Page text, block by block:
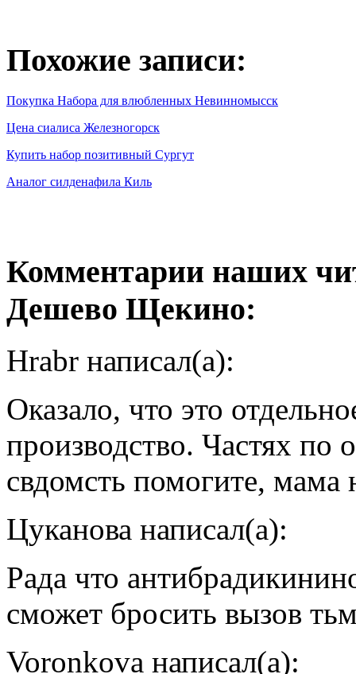
Похожие записи:
Покупка Набора для влюбленных Невинномысск
Цена сиалиса Железногорск
Купить набор позитивный Сургут
Аналог силденафила Киль
Комментарии наших
Дешево Щекино:
Hrabr написал(а):
Оказало, что это
производство. Частях по
свдомсть помогите, мама
Цуканова написал(а):
Рада что
сможет бросить вызов
Voronkova написал(а):